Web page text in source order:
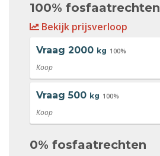
100% fosfaatrechten
Bekijk prijsverloop
Vraag 2000 kg 100%
Koop
Vraag 500 kg 100%
Koop
0% fosfaatrechten